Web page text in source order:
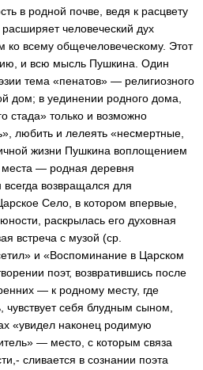
в родной почве, ведя к расцвету
человеческий дух
ко всему общечеловеческому. Этот
и всю мысль Пушкина. Один
тема «пенатов» — религиозного
дом; в уединении родного дома,
стада» только и возможно
любить и лелеять «несмертные,
жизни Пушкина воплощением
— родная деревня
возвращался для
Село, в котором впервые,
раскрылась его духовная
встреча с музой (ср.
и «Воспоминание в Царском
поэт, возвратившись после
— к родному месту, где
чувствует себя блудным сыном,
«увидел наконец родимую
— место, с которым связа
сливается в сознании поэта